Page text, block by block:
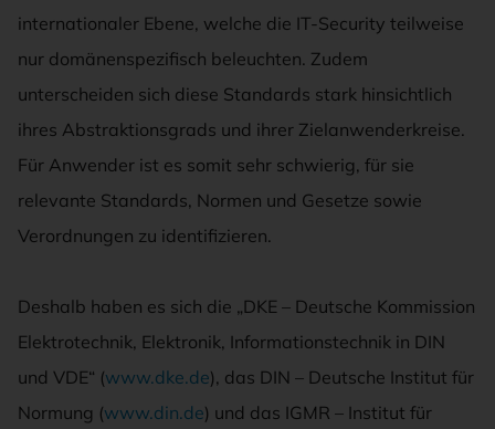
internationaler Ebene, welche die IT-Security teilweise
nur domänenspezifisch beleuchten. Zudem
unterscheiden sich diese Standards stark hinsichtlich
ihres Abstraktionsgrads und ihrer Zielanwenderkreise.
Für Anwender ist es somit sehr schwierig, für sie
relevante Standards, Normen und Gesetze sowie
Verordnungen zu identifizieren.
Deshalb haben es sich die „DKE – Deutsche Kommission
Elektrotechnik, Elektronik, Informationstechnik in DIN
und VDE“ (www.dke.de), das DIN – Deutsche Institut für
Normung (www.din.de) und das IGMR – Institut für